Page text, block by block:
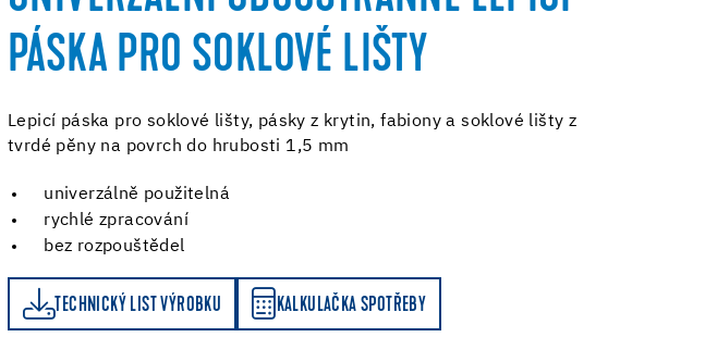
PÁSKA PRO SOKLOVÉ LIŠTY
Lepicí páska pro soklové lišty, pásky z krytin, fabiony a soklové lišty z
tvrdé pěny na povrch do hrubosti 1,5 mm
univerzálně použitelná
rychlé zpracování
bez rozpouštědel
TECHNICKÝ LIST VÝROBKU KALKULAČKA SPOTŘEBY
KALKULAČKA SPOTŘEBY